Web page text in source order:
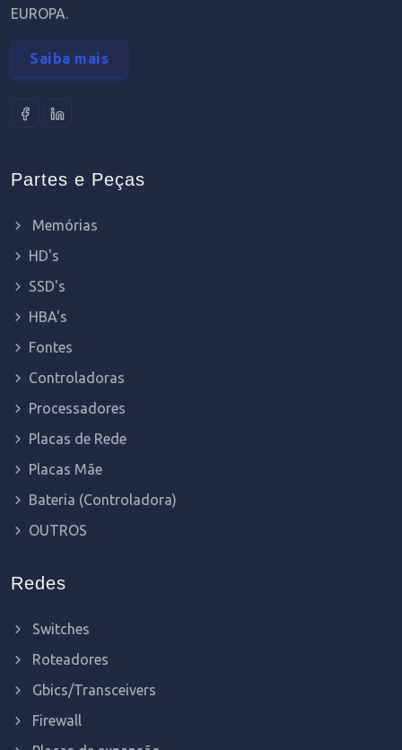
EUROPA.
Saiba mais
Partes e Peças
Memórias
HD's
SSD's
HBA's
Fontes
Controladoras
Processadores
Placas de Rede
Placas Mãe
Bateria (Controladora)
OUTROS
Redes
Switches
Roteadores
Gbics/Transceivers
Firewall